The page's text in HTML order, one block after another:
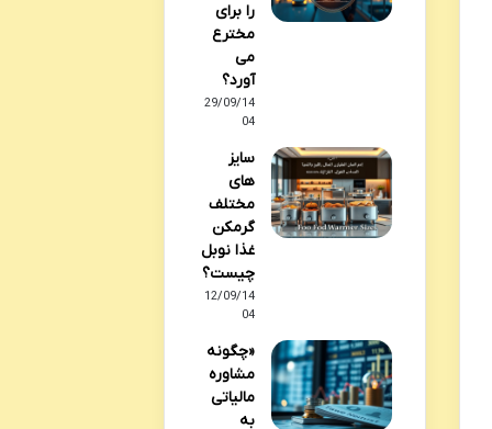
را برای
مخترع
می
آورد؟
29/09/14
04
سایز
های
مختلف
گرمکن
غذا نوبل
چیست؟
12/09/14
04
«چگونه
مشاوره
مالیاتی
به